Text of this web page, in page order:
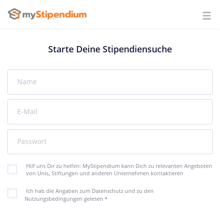
Starte Deine Stipendiensuche
Name
E-Mail
Passwort
Hilf uns Dir zu helfen: MyStipendium kann Dich zu relevanten Angeboten
von Unis, Stiftungen und anderen Unternehmen kontaktieren
Ich hab die Angaben zum Datenschutz und zu den
Nutzungsbedingungen gelesen *